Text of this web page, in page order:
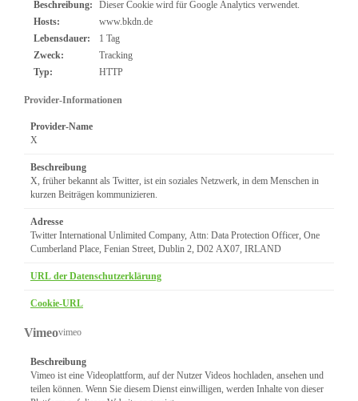
Beschreibung:
Dieser Cookie wird für Google Analytics verwendet.
Hosts:
www.bkdn.de
Lebensdauer:
1 Tag
Zweck:
Tracking
Typ:
HTTP
Provider-Informationen
Provider-Name
X
Beschreibung
X, früher bekannt als Twitter, ist ein soziales Netzwerk, in dem Menschen in
kurzen Beiträgen kommunizieren.
Adresse
Twitter International Unlimited Company, Attn: Data Protection Officer, One
Cumberland Place, Fenian Street, Dublin 2, D02 AX07, IRLAND
URL der Datenschutzerklärung
Cookie-URL
Vimeovimeo
Beschreibung
Vimeo ist eine Videoplattform, auf der Nutzer Videos hochladen, ansehen und
teilen können. Wenn Sie diesem Dienst einwilligen, werden Inhalte von dieser